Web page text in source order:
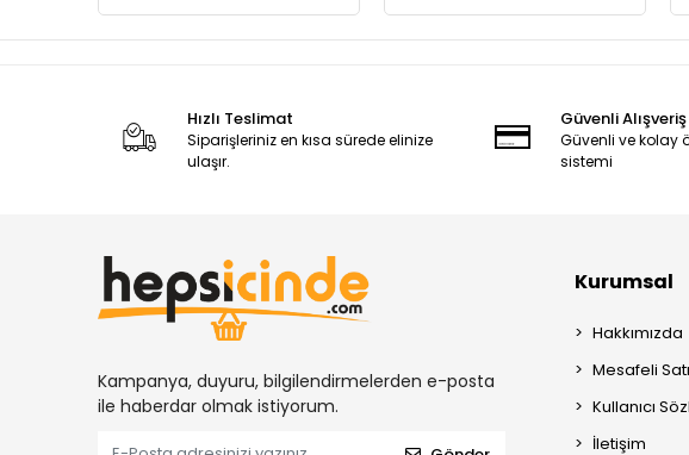
Hızlı Teslimat
Siparişleriniz en kısa sürede elinize
ulaşır.
Güvenli Alışveriş
Güvenli ve kolay
sistemi
Kampanya, duyuru, bilgilendirmelerden e-posta
ile haberdar olmak istiyorum.
Kurumsal
Hakkımızda
Mesafeli
Kullanıcı
İletişim